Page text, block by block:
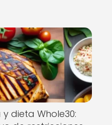
dieta Whole30: